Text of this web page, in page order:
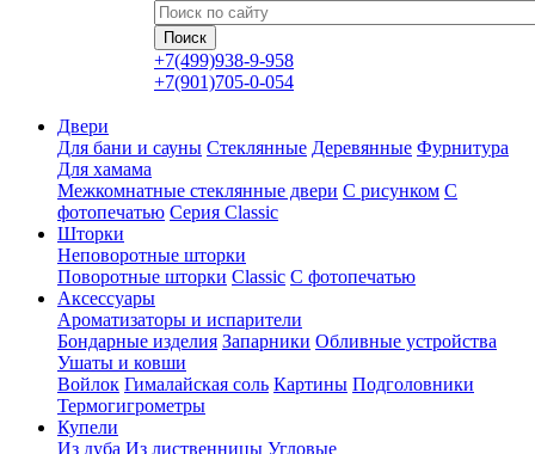
+7(499)938-9-958
+7(901)705-0-054
Двери
Для бани и сауны Стеклянные Деревянные Фурнитура
Для хамама
Межкомнатные стеклянные двери С рисунком С
фотопечатью Серия Classic
Шторки
Неповоротные шторки
Поворотные шторки Classic С фотопечатью
Аксессуары
Ароматизаторы и испарители
Бондарные изделия Запарники Обливные устройства
Ушаты и ковши
Войлок Гималайская соль Картины Подголовники
Термогигрометры
Купели
Из дуба Из лиственницы Угловые